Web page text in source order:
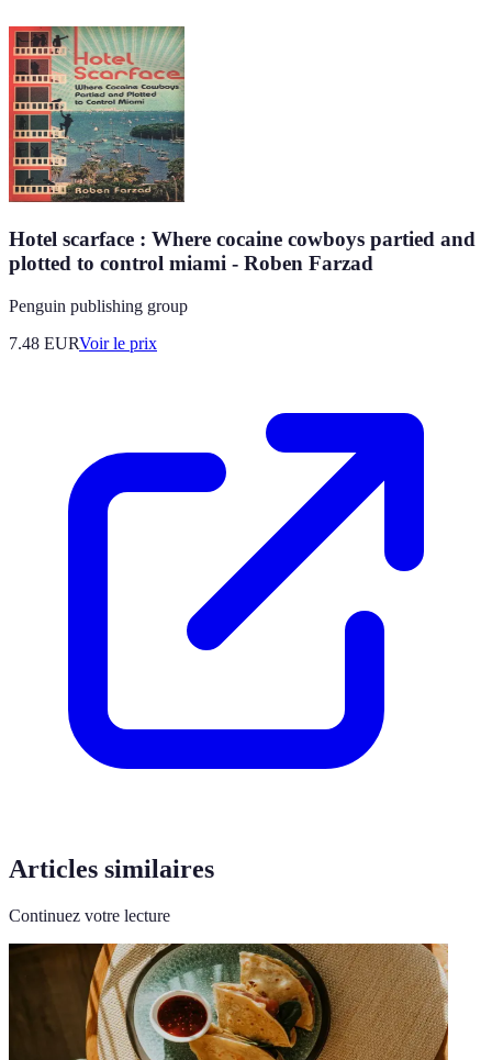
Hotel scarface : Where cocaine cowboys partied and
plotted to control miami - Roben Farzad
Penguin publishing group
7.48 EURVoir le prix
Articles similaires
Continuez votre lecture